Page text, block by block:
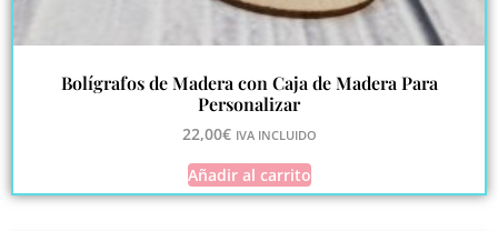
Bolígrafos de Madera con Caja de Madera Para
Personalizar
22,00€ IVA INCLUIDO
Añadir al carrito